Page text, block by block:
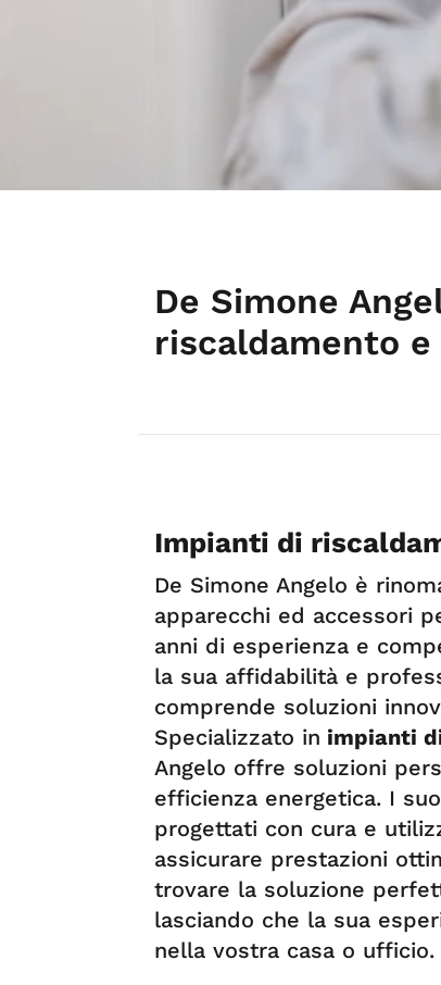
De Simone
riscaldamento
Impianti di
De Simone Angelo è
apparecchi ed accessori
anni di esperienza e
la sua affidabilità e
comprende soluzioni
Specializzato in impianti
Angelo offre soluzioni
efficienza energetica. I
progettati con cura e
assicurare prestazioni
trovare la soluzione
lasciando che la sua
nella vostra casa o ufficio.